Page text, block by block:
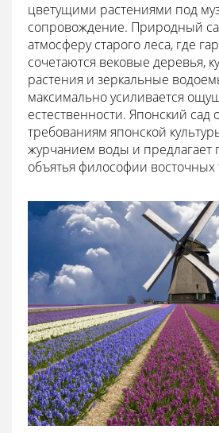
цветущими растениями под
сопровождение. Природный
атмосферу старого леса, где
сочетаются вековые деревья,
растения и зеркальные
максимально усиливается
естественности. Японский сад
требованиям японской
журчанием воды и предлагает
объятья философии